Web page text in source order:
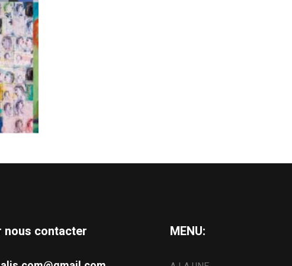
nous contacter MENU: